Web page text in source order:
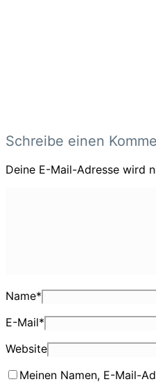
Schreibe einen
Deine E-Mail-Adresse wird
Name*
E-Mail*
Website
Meinen Namen, E-Mail-